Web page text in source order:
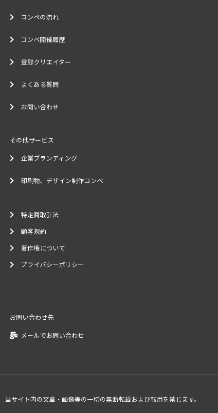
コンペの流れ
コンペ開催履歴
登録クリエイター
よくある質問
お問い合わせ
その他サービス
企業ブランディング
印刷物、デザイン制作コンペ
特定商取引法
顧客規約
著作権について
プライバシーポリシー
お問い合わせ先
メールでお問い合わせ
当サイト内の文章・画像等の一切の無断転載および転用を禁じます。